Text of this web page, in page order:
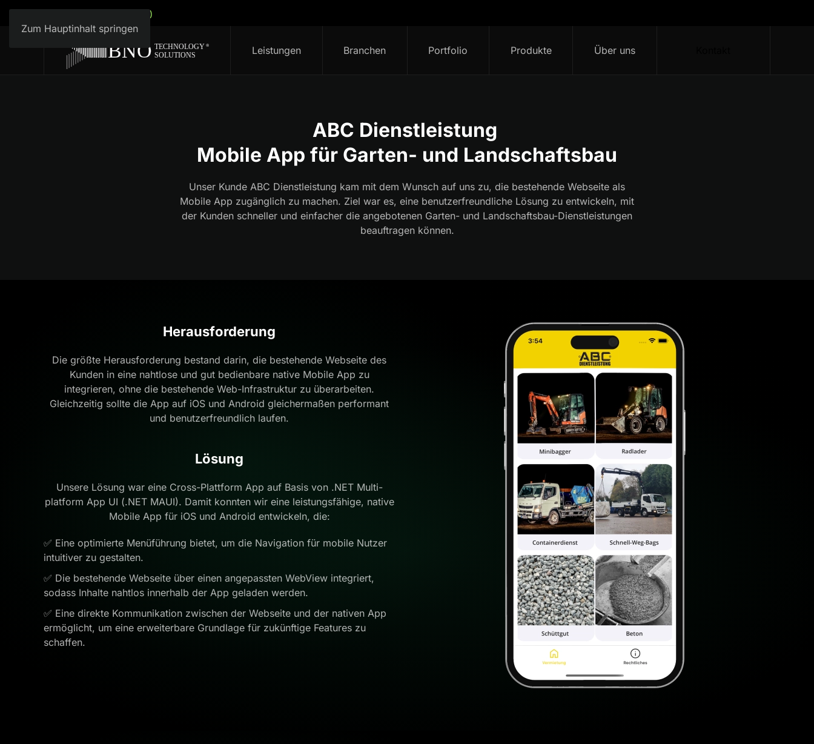
Zum Hauptinhalt springen
Deutsch (Deutschland)
Leistungen Branchen Portfolio Produkte Über uns
ABC Dienstleistung
Mobile App für Garten- und Landschaftsbau
Unser Kunde ABC Dienstleistung kam mit dem Wunsch auf uns zu, die bestehende Webseite als
Mobile App zugänglich zu machen. Ziel war es, eine benutzerfreundliche Lösung zu entwickeln, mit
der Kunden schneller und einfacher die angebotenen Garten- und Landschaftsbau-Dienstleistungen
beauftragen können.
Herausforderung
Die größte Herausforderung bestand darin, die bestehende Webseite des
Kunden in eine nahtlose und gut bedienbare native Mobile App zu
integrieren, ohne die bestehende Web-Infrastruktur zu überarbeiten.
Gleichzeitig sollte die App auf iOS und Android gleichermaßen performant
und benutzerfreundlich laufen.
Lösung
Unsere Lösung war eine Cross-Plattform App auf Basis von .NET Multi-
platform App UI (.NET MAUI). Damit konnten wir eine leistungsfähige, native
Mobile App für iOS und Android entwickeln, die:
✅ Eine optimierte Menüführung bietet, um die Navigation für mobile Nutzer
intuitiver zu gestalten.
✅ Die bestehende Webseite über einen angepassten WebView integriert,
sodass Inhalte nahtlos innerhalb der App geladen werden.
✅ Eine direkte Kommunikation zwischen der Webseite und der nativen App
ermöglicht, um eine erweiterbare Grundlage für zukünftige Features zu
schaffen.